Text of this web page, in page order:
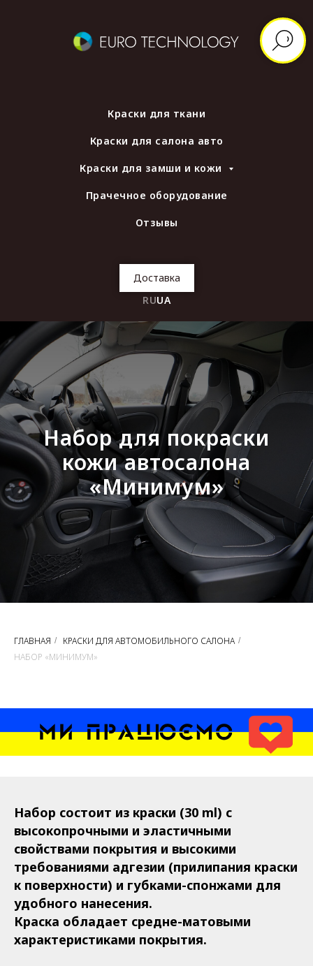
Краски для ткани
Краски для салона авто
Краски для замши и кожи
Прачечное оборудование
Отзывы
Доставка
RUUA
Набор для покраски
кожи автосалона
«Минимум»
ГЛАВНАЯ / КРАСКИ ДЛЯ АВТОМОБИЛЬНОГО САЛОНА /
НАБОР «МИНИМУМ»
Набор состоит из краски (30 ml) с
высокопрочными и эластичными
свойствами покрытия и высокими
требованиями адгезии (прилипания краски
к поверхности) и губками-спонжами для
удобного нанесения.
Краска обладает средне-матовыми
характеристиками покрытия.